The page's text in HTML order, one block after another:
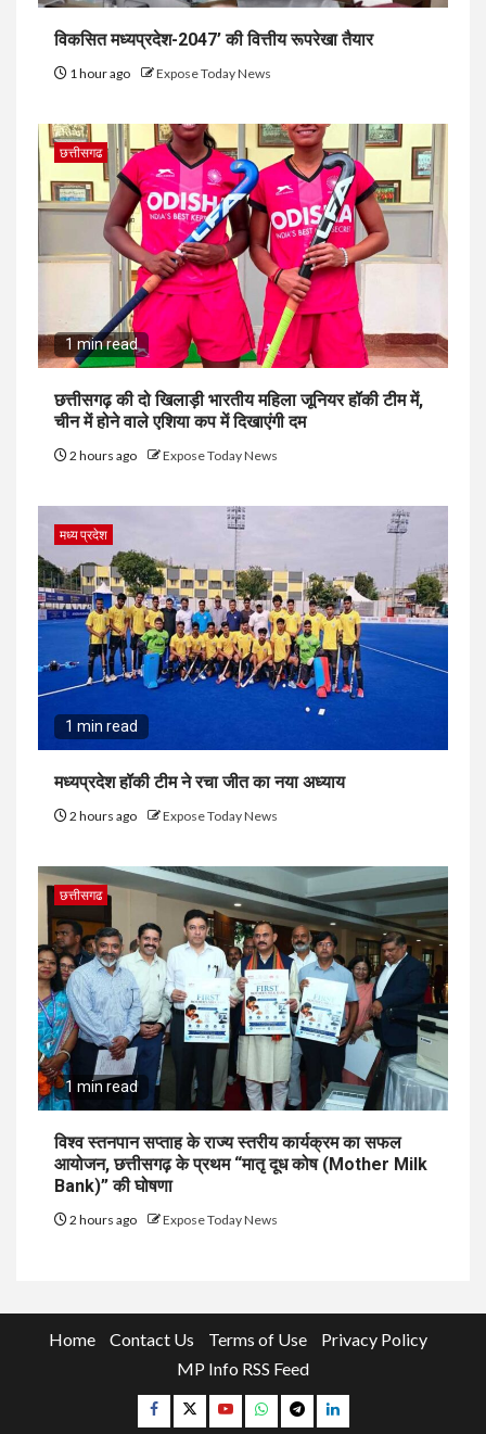
विकसित मध्यप्रदेश-2047’ की वित्तीय रूपरेखा तैयार
1 hour ago Expose Today News
छत्तीसगढ
1 min read
छत्तीसगढ़ की दो खिलाड़ी भारतीय महिला जूनियर हॉकी टीम में,
चीन में होने वाले एशिया कप में दिखाएंगी दम
2 hours ago Expose Today News
मध्य प्रदेश
1 min read
मध्यप्रदेश हॉकी टीम ने रचा जीत का नया अध्याय
2 hours ago Expose Today News
छत्तीसगढ
1 min read
विश्व स्तनपान सप्ताह के राज्य स्तरीय कार्यक्रम का सफल
आयोजन, छत्तीसगढ़ के प्रथम “मातृ दूध कोष (Mother Milk
Bank)” की घोषणा
2 hours ago Expose Today News
Home Contact Us Terms of Use
Privacy Policy
MP Info RSS Feed
Facebook
TwitterYouTubeWhatsapp
TelegramLinkedin